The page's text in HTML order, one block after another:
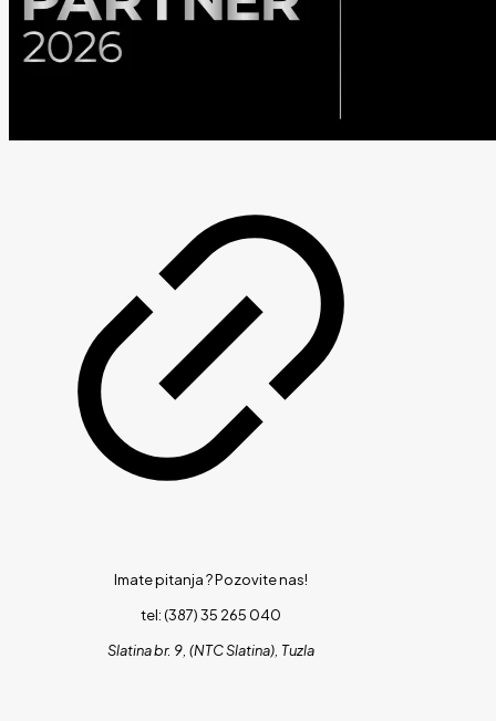
Imate pitanja ?Pozovite nas!
tel: (387) 35 265 040
Slatina br. 9, (NTC Slatina), Tuzla